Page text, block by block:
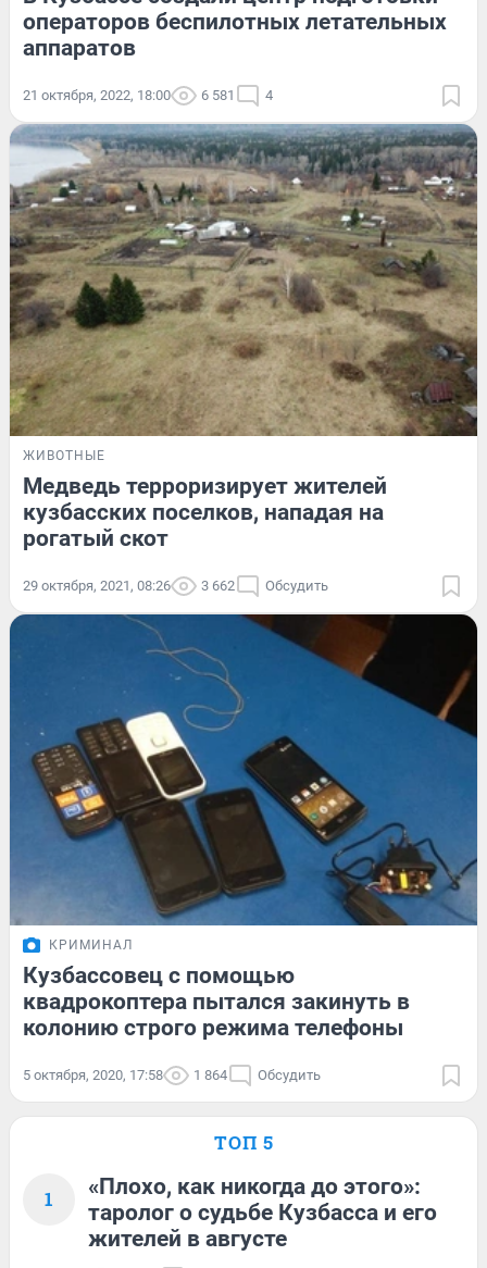
операторов беспилотных летательных
аппаратов
21 октября, 2022, 18:00 6 581 4
ЖИВОТНЫЕ
Медведь терроризирует жителей
кузбасских поселков, нападая на
рогатый скот
29 октября, 2021, 08:26 3 662 Обсудить
КРИМИНАЛ
Кузбассовец с помощью
квадрокоптера пытался закинуть в
колонию строго режима телефоны
5 октября, 2020, 17:58 1 864 Обсудить
ТОП 5
1
«Плохо, как никогда до этого»:
таролог о судьбе Кузбасса и его
жителей в августе